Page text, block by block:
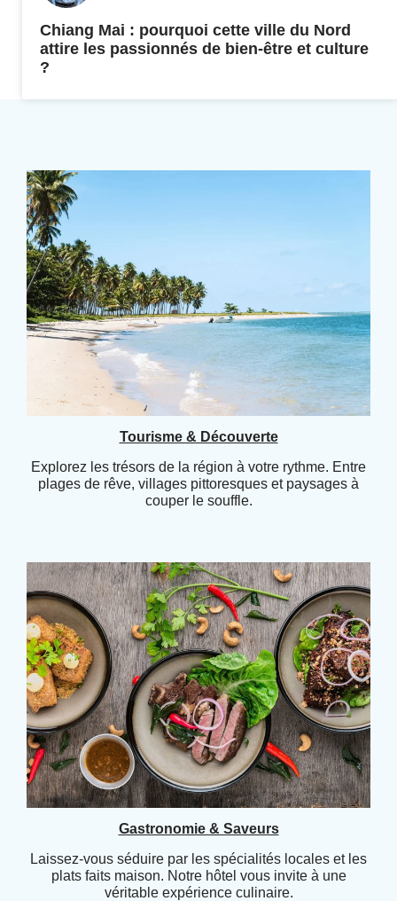
Chiang Mai : pourquoi cette ville du Nord
attire les passionnés de bien-être et culture
?
Tourisme & Découverte
Explorez les trésors de la région à votre rythme. Entre
plages de rêve, villages pittoresques et paysages à
couper le souffle.
Gastronomie & Saveurs
Laissez-vous séduire par les spécialités locales et les
plats faits maison. Notre hôtel vous invite à une
véritable expérience culinaire.